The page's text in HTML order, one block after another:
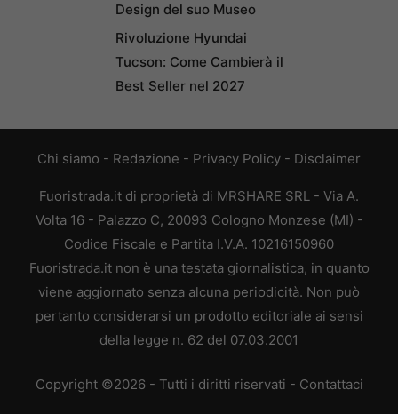
Design del suo Museo
Rivoluzione Hyundai
Tucson: Come Cambierà il
Best Seller nel 2027
Chi siamo - Redazione - Privacy Policy - Disclaimer
Fuoristrada.it di proprietà di MRSHARE SRL - Via A.
Volta 16 - Palazzo C, 20093 Cologno Monzese (MI) -
Codice Fiscale e Partita I.V.A. 10216150960
Fuoristrada.it non è una testata giornalistica, in quanto
viene aggiornato senza alcuna periodicità. Non può
pertanto considerarsi un prodotto editoriale ai sensi
della legge n. 62 del 07.03.2001
Copyright ©2026 - Tutti i diritti riservati - Contattaci